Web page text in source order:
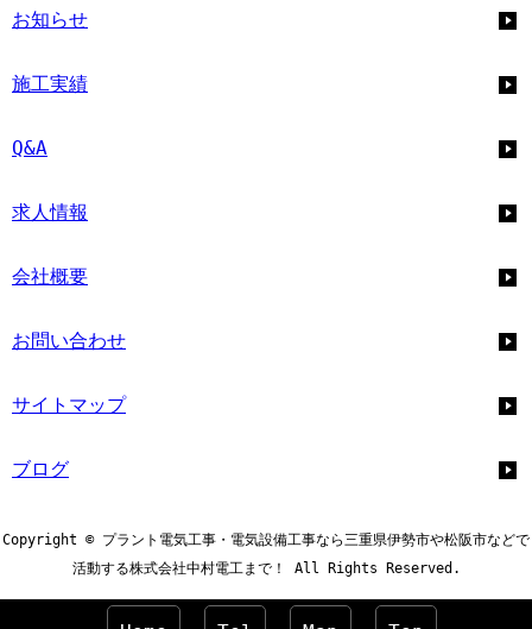
お知らせ
施工実績
Q&A
求人情報
会社概要
お問い合わせ
サイトマップ
ブログ
Copyright © プラント電気工事・電気設備工事なら三重県伊勢市や松阪市などで
活動する株式会社中村電工まで！ All Rights Reserved.